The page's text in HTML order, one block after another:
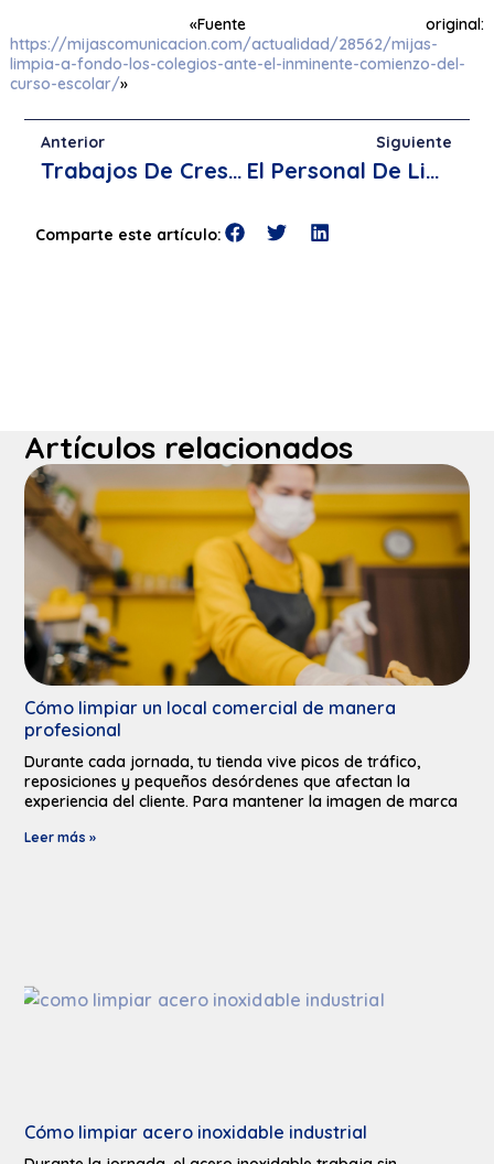
«Fuente original:
https://mijascomunicacion.com/actualidad/28562/mijas-
limpia-a-fondo-los-colegios-ante-el-inminente-comienzo-del-
curso-escolar/»
Anterior
Trabajos De Crespo En Los Colegios De Mijas
Siguiente
El Personal De Limpieza De Los Colegios De Mijas Celebra Una Jornada De Convivencia
Comparte este artículo:
Artículos relacionados
Cómo limpiar un local comercial de manera
profesional
Durante cada jornada, tu tienda vive picos de tráfico,
reposiciones y pequeños desórdenes que afectan la
experiencia del cliente. Para mantener la imagen de marca
Leer más »
Cómo limpiar acero inoxidable industrial